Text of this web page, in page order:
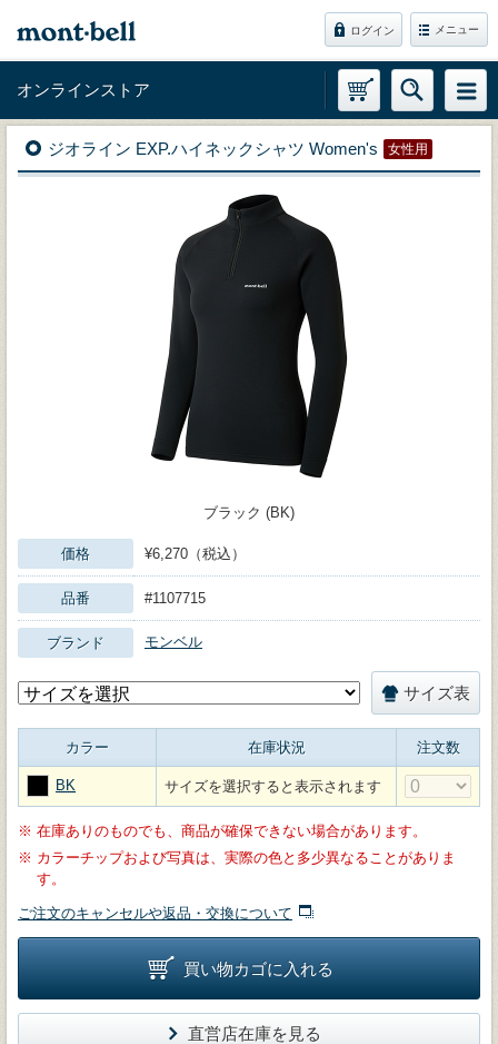
ログイン メニュー
オンラインストア
ジオライン EXP.ハイネックシャツ Women's 女性用
ブラック (BK)
価格 ¥6,270（税込）
品番 #1107715
ブランド モンベル
サイズ表
カラー 在庫状況 注文数
BK サイズを選択すると表示されます
※ 在庫ありのものでも、商品が確保できない場合があります。
※ カラーチップおよび写真は、実際の色と多少異なることがありま
す。
ご注文のキャンセルや返品・交換について
買い物カゴに入れる
直営店在庫を見る